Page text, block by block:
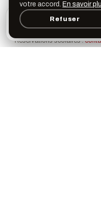
Jeudi 13 novembre
13h30
Réservations scolaires :
L’appli Léspas
Programme, favoris &
votre accord. En savoir
Refuser